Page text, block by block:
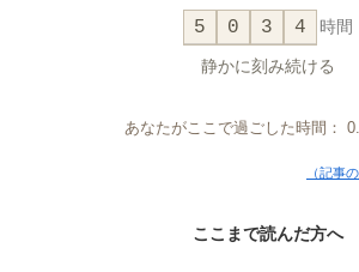
5 0 3 4 時間
静かに刻み続ける
あなたがここで過ごした時間：
（記事
ここまで読んだ方へ